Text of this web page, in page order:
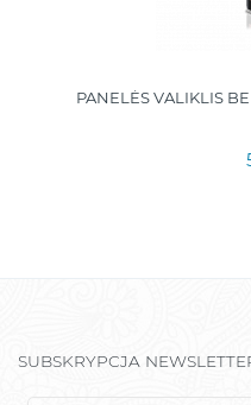
PANELĖS VALIKLIS
SUBSKRYPCJA